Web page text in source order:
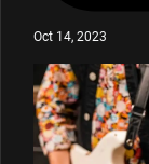
Oct 14, 2023